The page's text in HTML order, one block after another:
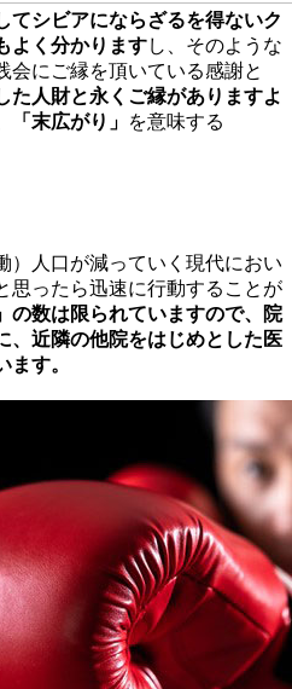
てシビアにならざるを得ないク
よく分かりますし、そのような
会にご縁を頂いている感謝と
た人財と永くご縁がありますよ
「末広がり」 を意味する
）人口が減っていく現代におい
思ったら迅速に行動することが
の数は限られていますので、院
、近隣の他院をはじめとした医
す。